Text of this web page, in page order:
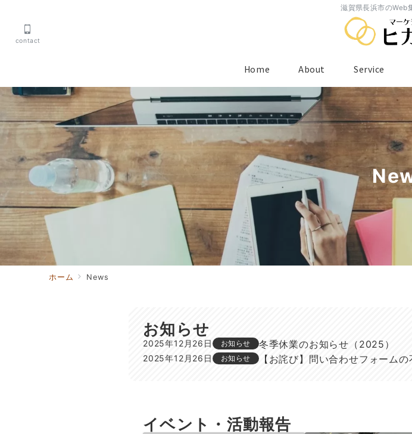
滋賀県長浜市のWeb
contact
Home About Service
ホーム News
お知らせ
2025年12月26日 お知らせ 冬季休業のお知らせ（2025）
2025年12月26日 お知らせ 【お詫び】問い合わせフォームの
イベント・活動報告